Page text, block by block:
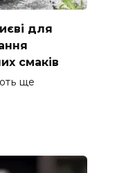
для
смаків
ще